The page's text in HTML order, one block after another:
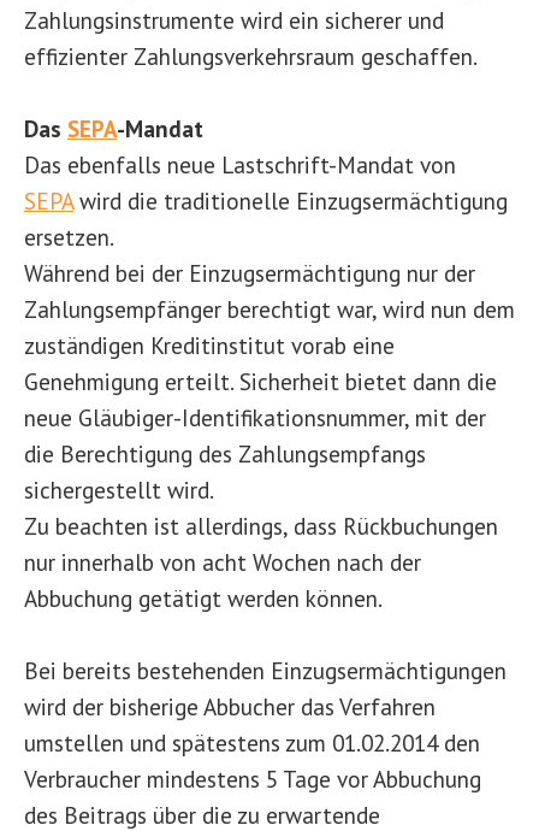
Zahlungsinstrumente wird ein sicherer und
effizienter Zahlungsverkehrsraum geschaffen.
Das SEPA-Mandat
Das ebenfalls neue Lastschrift-Mandat von
SEPAwird die traditionelle Einzugsermächtigung
ersetzen.
Während bei der Einzugsermächtigung nur der
Zahlungsempfänger berechtigt war, wird nun dem
zuständigen Kreditinstitut vorab eine
Genehmigung erteilt. Sicherheit bietet dann die
neue Gläubiger-Identifikationsnummer, mit der
die Berechtigung des Zahlungsempfangs
sichergestellt wird.
Zu beachten ist allerdings, dass Rückbuchungen
nur innerhalb von acht Wochen nach der
Abbuchung getätigt werden können.
Bei bereits bestehenden Einzugsermächtigungen
wird der bisherige Abbucher das Verfahren
umstellen und spätestens zum 01.02.2014 den
Verbraucher mindestens 5 Tage vor Abbuchung
des Beitrags über die zu erwartende